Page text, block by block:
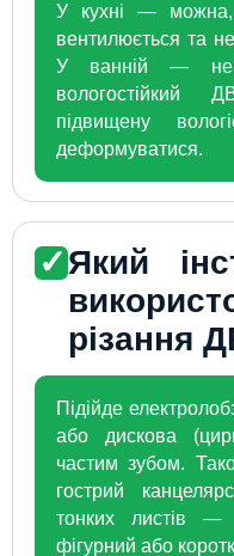
У кухні —
вентилюється та
У ванній — не
вологостійкий
підвищену
деформуватися.
✓Який
різання
Підійде
або дискова
частим зубом.
гострий
тонких листів —
фігурний або